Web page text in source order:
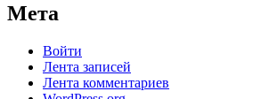
Мета
Войти
Лента записей
Лента комментариев